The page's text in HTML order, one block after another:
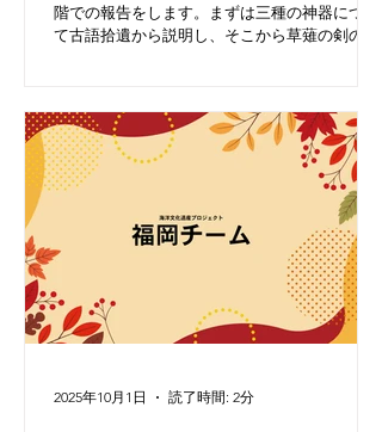
階での報告をします。まずは三種の神器につい
て古語拾遺から説明し、そこから草薙の剣の本
2025年10月1日 読了時間: 2分